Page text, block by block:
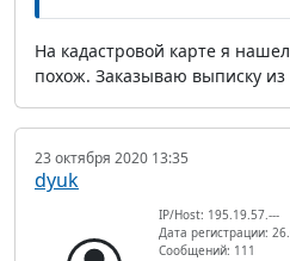
На кадастровой карте я
похож. Заказываю выписку из
23 октября 2020 13:35
dyuk
IP/Host: 195.19.57.---
Дата регистрации:
Сообщений: 111